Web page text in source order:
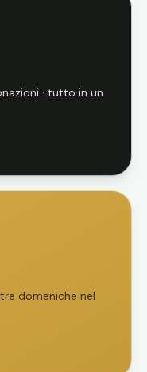
· tutto in un
domeniche nel